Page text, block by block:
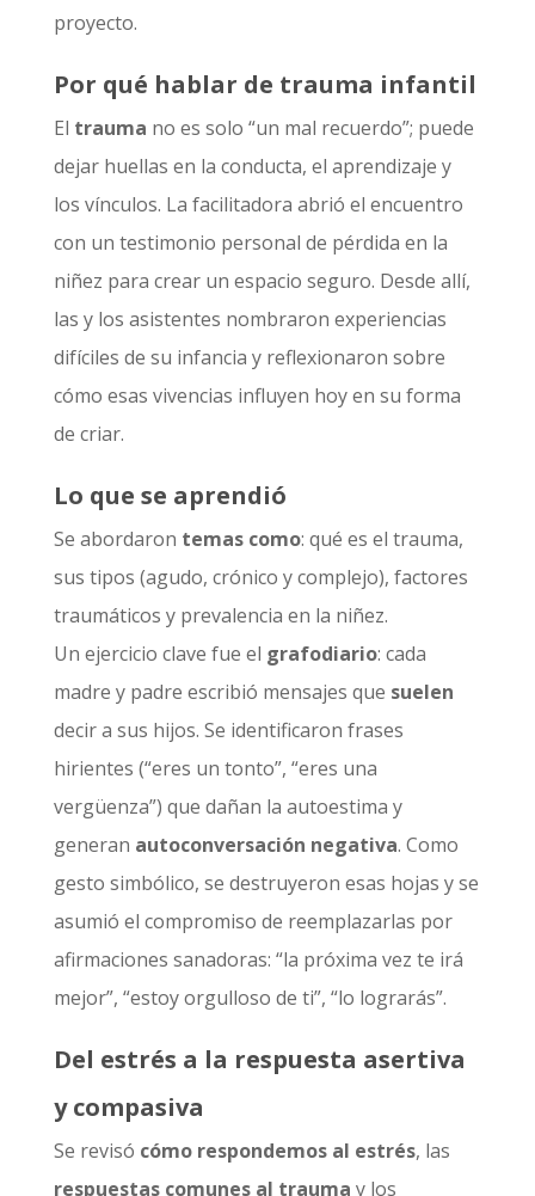
proyecto.
Por qué hablar de trauma infantil
El trauma no es solo “un mal recuerdo”; puede
dejar huellas en la conducta, el aprendizaje y
los vínculos. La facilitadora abrió el encuentro
con un testimonio personal de pérdida en la
niñez para crear un espacio seguro. Desde allí,
las y los asistentes nombraron experiencias
difíciles de su infancia y reflexionaron sobre
cómo esas vivencias influyen hoy en su forma
de criar.
Lo que se aprendió
Se abordaron temas como: qué es el trauma,
sus tipos (agudo, crónico y complejo), factores
traumáticos y prevalencia en la niñez.
Un ejercicio clave fue el grafodiario: cada
madre y padre escribió mensajes que suelen
decir a sus hijos. Se identificaron frases
hirientes (“eres un tonto”, “eres una
vergüenza”) que dañan la autoestima y
generan autoconversación negativa. Como
gesto simbólico, se destruyeron esas hojas y se
asumió el compromiso de reemplazarlas por
afirmaciones sanadoras: “la próxima vez te irá
mejor”, “estoy orgulloso de ti”, “lo lograrás”.
Del estrés a la respuesta asertiva
y compasiva
Se revisó cómo respondemos al estrés, las
respuestas comunes al trauma y los